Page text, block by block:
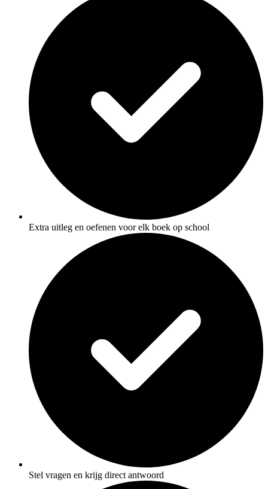
Extra uitleg en oefenen voor elk boek op school
Stel vragen en krijg direct antwoord